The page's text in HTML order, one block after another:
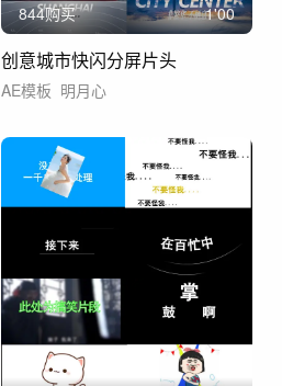
844购买 1'00
创意城市快闪分屏片头
AE模板 明月心